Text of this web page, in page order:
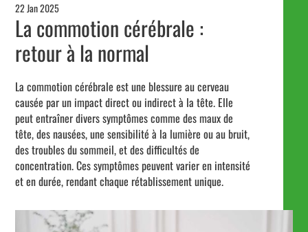
22 Jan 2025
La commotion cérébrale :
retour à la normal
La commotion cérébrale est une blessure au cerveau
causée par un impact direct ou indirect à la tête. Elle
peut entraîner divers symptômes comme des maux de
tête, des nausées, une sensibilité à la lumière ou au bruit,
des troubles du sommeil, et des difficultés de
concentration. Ces symptômes peuvent varier en intensité
et en durée, rendant chaque rétablissement unique.